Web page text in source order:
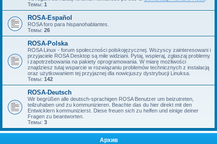
Темы: 1
ROSA-Español
ROSA foro para hispanohablantes.
Темы: 26
ROSA-Polska
ROSA Linux - forum społeczności polskojęzycznej. Wszyscy zainteresowani i
przyjaciele ROSA Desktop są mile widziani. Pytaj, wspieraj, zgłaszaj problemy
i zapotrzebowania na pakiety oprogramowania. W miarę możliwości
znajdziesz tutaj wsparcie w rozwiązaniu problemów technicznych z instalacją
oraz użytkowaniem tej przyjaznej dla nowicjuszy dystrybucji Linuksa.
Темы: 142
ROSA-Deutsch
Wir begrüßen alle deutsch-sprachigen ROSA Benutzer um beizutreten,
teilzuhaben und zu kommunizieren. Beachte das du hier direkt mit den
Entwicklern kommunizierst. Diese freuen sich zu helfen und einige deiner
Fragen zu beantworten.
Темы: 3
Архив